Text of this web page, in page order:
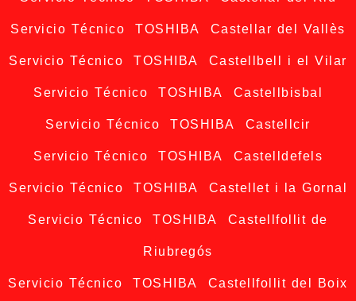
Servicio Técnico TOSHIBA Castellar del Vallès
Servicio Técnico TOSHIBA Castellbell i el Vilar
Servicio Técnico TOSHIBA Castellbisbal
Servicio Técnico TOSHIBA Castellcir
Servicio Técnico TOSHIBA Castelldefels
Servicio Técnico TOSHIBA Castellet i la Gornal
Servicio Técnico TOSHIBA Castellfollit de
Riubregós
Servicio Técnico TOSHIBA Castellfollit del Boix